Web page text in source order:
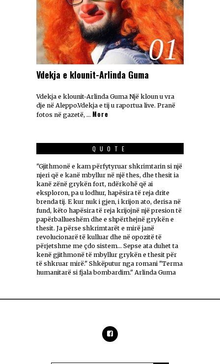
01
Vdekja e klounit-Arlinda Guma
Vdekja e klounit-Arlinda Guma Një kloun u vra
dje në Aleppo.Vdekja e tij u raportua live. Pranë
fotos në gazetë, … More
QUOTE
"Gjithmonë e kam përfytyruar shkrimtarin si një
njeri që e kanë mbyllur në një thes, dhe thesit ia
kanë zënë grykën fort, ndërkohë që ai
eksploron, pa u lodhur, hapësira të reja drite
brenda tij. E kur nuk i gjen, i krijon ato, derisa në
fund, këto hapësira të reja krijojnë një presion të
papërballueshëm dhe e shpërthejnë grykën e
thesit. Ja përse shkrimtarët e mirë janë
revolucionarë të kulluar dhe në opozitë të
përjetshme me çdo sistem... Sepse ata duhet ta
kenë gjithmonë të mbyllur grykën e thesit për
të shkruar mirë." Shkëputur nga romani "Terma
humanitarë si fjala bombardim." Arlinda Guma